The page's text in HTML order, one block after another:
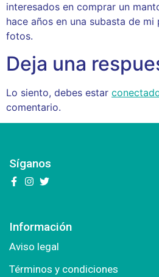
interesados en comprar un
hace años en una subasta de
fotos.
Deja una
Lo siento, debes estar
comentario.
Síganos
Información
Aviso legal
Términos y condiciones